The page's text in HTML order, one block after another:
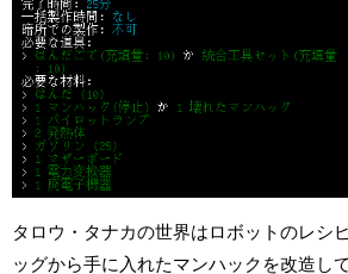
タロウ・タナカの世界はロボットのレシ
ッグから手に入れたマンハックを改造し